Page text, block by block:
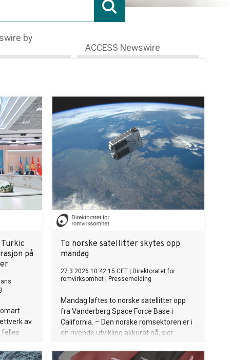
by
ACCESS Newswire
på
av
felles
To norske satellitter skytes opp
mandag
27.3.2026 10:42:15 CET
Direktoratet for
romvirksomhet
Pressemelding
Mandag løftes to norske satellitter opp
fra Vanderberg Space Force Base i
California. – Den norske romsektoren er i
en rivende utvikling akkurat nå, sier
administrerende direktør ved Direktoratet